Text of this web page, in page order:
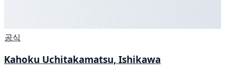
공식
Kahoku Uchitakamatsu, Ishikawa